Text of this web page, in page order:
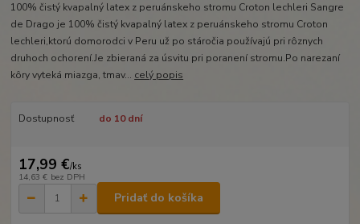
100% čistý kvapalný latex z peruánskeho stromu Croton lechleri Sangre
de Drago je 100% čistý kvapalný latex z peruánskeho stromu Croton
lechleri,ktorú domorodci v Peru už po stáročia používajú pri rôznych
druhoch ochorení.Je zbieraná za úsvitu pri poranení stromu.Po narezaní
kôry vyteká miazga, tmav... celý popis
Dostupnosť do 10 dní
17,99 €/ks
14,63 € bez DPH
Pridať do košíka